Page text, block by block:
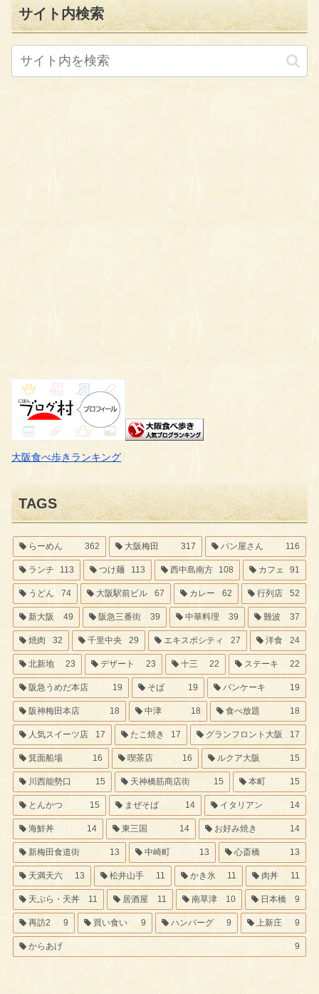
サイト内検索
大阪食べ歩きランキング
TAGS
らーめん 362 大阪梅田 317 パン屋さん 116
ランチ 113 つけ麺 113 西中島南方 108 カフェ 91
うどん 74 大阪駅前ビル 67 カレー 62 行列店 52
新大阪 49 阪急三番街 39 中華料理 39 難波 37
焼肉 32 千里中央 29 エキスポシティ 27 洋食 24
北新地 23 デザート 23 十三 22 ステーキ 22
阪急うめだ本店 19 そば 19 パンケーキ 19
阪神梅田本店 18 中津 18 食べ放題 18
人気スイーツ店 17 たこ焼き 17 グランフロント大阪 17
箕面船場 16 喫茶店 16 ルクア大阪 15
川西能勢口 15 天神橋筋商店街 15 本町 15
とんかつ 15 まぜそば 14 イタリアン 14
海鮮丼 14 東三国 14 お好み焼き 14
新梅田食道街 13 中崎町 13 心斎橋 13
天満天六 13 松井山手 11 かき氷 11 肉丼 11
天ぷら・天丼 11 居酒屋 11 南草津 10 日本橋 9
再訪2 9 買い食い 9 ハンバーグ 9 上新庄 9
からあげ 9